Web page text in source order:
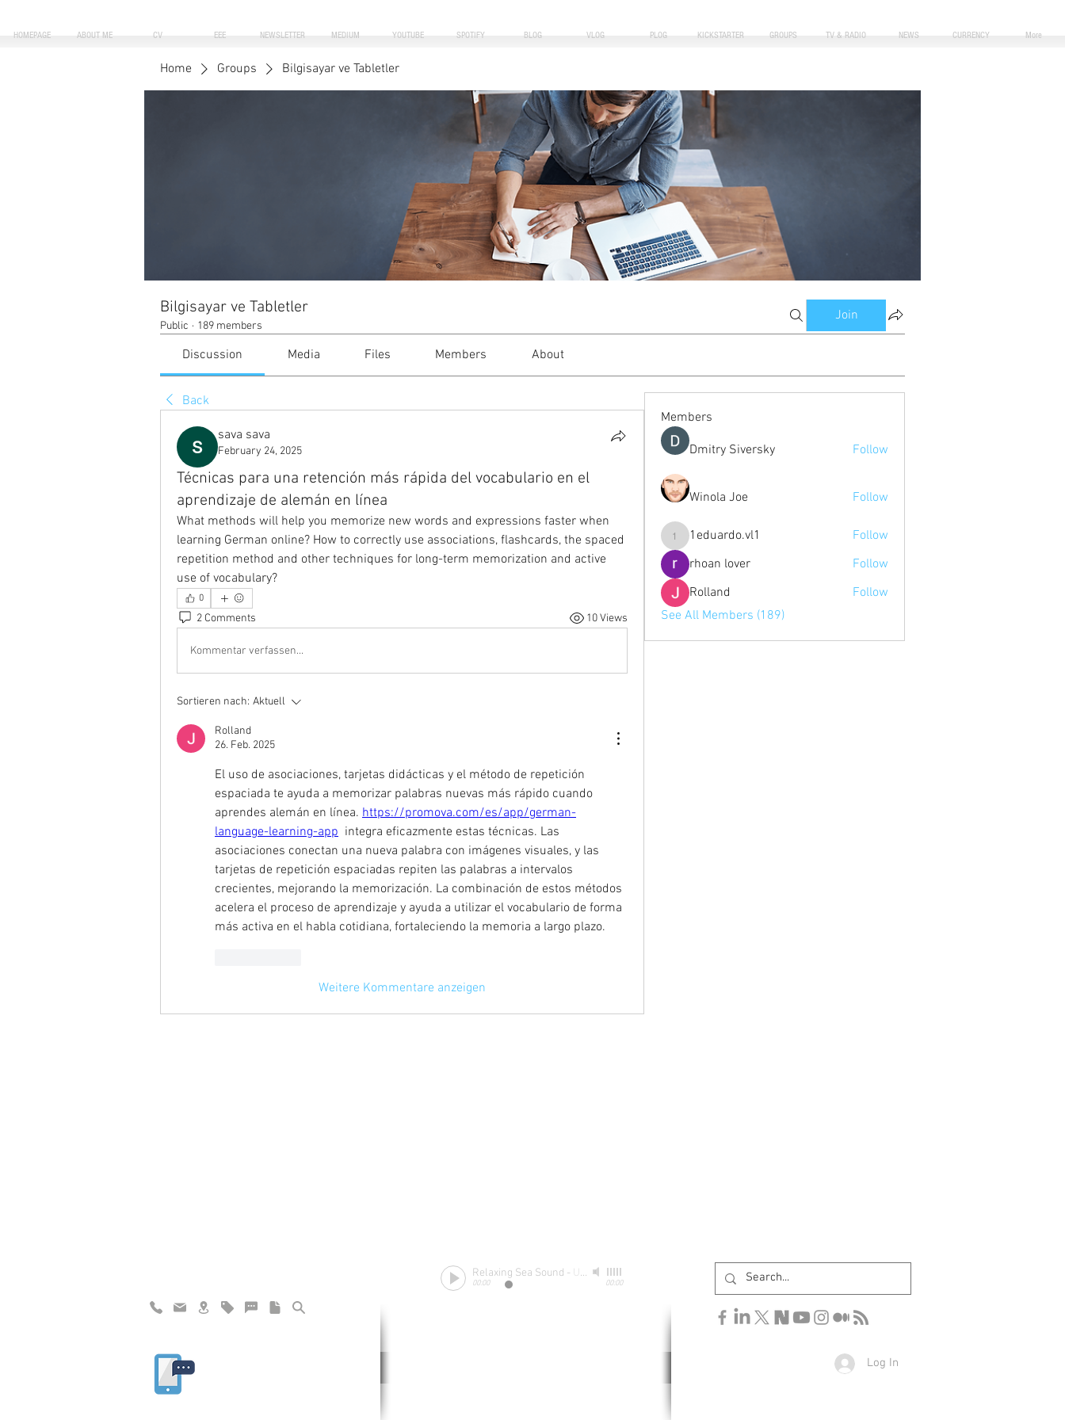
HOMEPAGE ABOUT ME CV EEE NEWSLETTER MEDIUM YOUTUBE SPOTIFY BLOG VLOG PLOG KICKSTARTER GROUPS TV & RADIO NEWS CURRENCY More
Home Groups Bilgisayar ve Tabletler
Bilgisayar ve Tabletler
Public · 189 members
Join
Discussion Media Files Members About
Back
sava sava
February 24, 2025
Técnicas para una retención más rápida del vocabulario en el
aprendizaje de alemán en línea
What methods will help you memorize new words and expressions faster when
learning German online? How to correctly use associations, flashcards, the spaced
repetition method and other techniques for long-term memorization and active
use of vocabulary?
0
2 Comments 10 Views
Kommentar verfassen...
Sortieren nach: Aktuell
Rolland
26. Feb. 2025
El uso de asociaciones, tarjetas didácticas y el método de repetición
espaciada te ayuda a memorizar palabras nuevas más rápido cuando
aprendes alemán en línea. https://promova.com/es/app/german-
language-learning-app
  integra eficazmente estas técnicas. Las
asociaciones conectan una nueva palabra con imágenes visuales, y las
tarjetas de repetición espaciadas repiten las palabras a intervalos
crecientes, mejorando la memorización. La combinación de estos métodos
acelera el proceso de aprendizaje y ayuda a utilizar el vocabulario de forma
más activa en el habla cotidiana, fortaleciendo la memoria a largo plazo.
Weitere Kommentare anzeigen
Members
Dmitry Siversky Follow
Winola Joe Follow
1eduardo.vl1
1eduardo.vl1
Follow
rhoan lover
Follow
Rolland
Follow
See All Members (189)
Relaxing Sea Sound -
00:00 00:00
Log In